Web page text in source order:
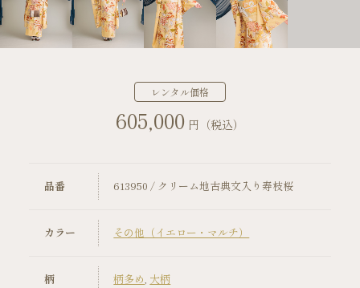
店舗案内
振袖レンタルの流れ
写真だけの成人式の流れ
コーディネート小物
成人式当日の過ごし方
成人式中止時の対応
レンタル価格
605,000 円（税込）
品番 613950 / クリーム地古典文入り寿枝桜
カラー その他（イエロー・マルチ）
柄 柄多め 大柄